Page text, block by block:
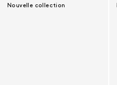
Nouvelle collection